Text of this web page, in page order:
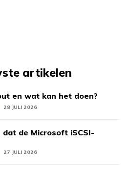
artikelen
en wat kan het doen?
28 JULI 2026
de Microsoft iSCSI-
27 JULI 2026